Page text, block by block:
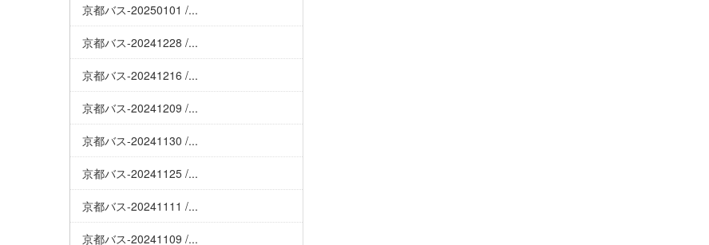
京都バス-20250101 /...
京都バス-20241228 /...
京都バス-20241216 /...
京都バス-20241209 /...
京都バス-20241130 /...
京都バス-20241125 /...
京都バス-20241111 /...
京都バス-20241109 /...